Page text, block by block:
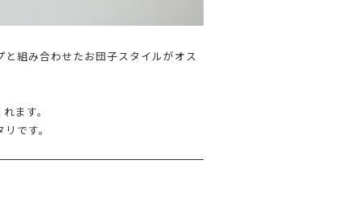
組み合わせたお団子スタイルがオス
ます。
です。